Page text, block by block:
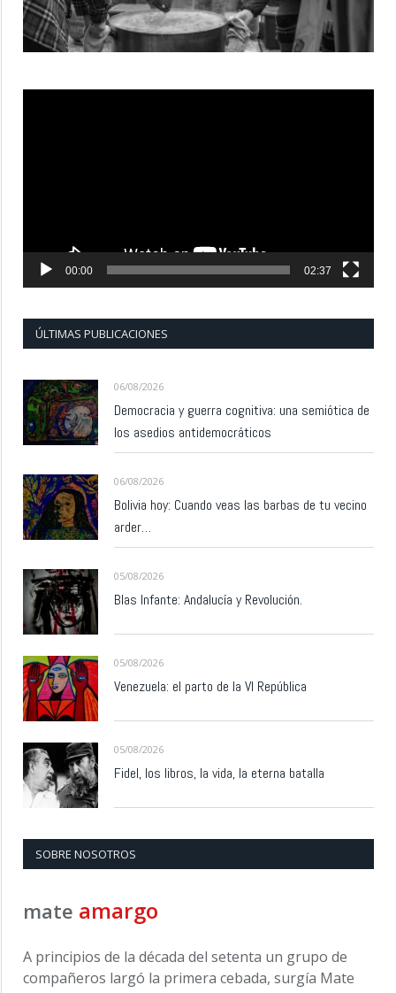
00:00 02:37
ÚLTIMAS PUBLICACIONES
06/08/2026
Democracia y guerra cognitiva: una semiótica de
los asedios antidemocráticos
06/08/2026
Bolivia hoy: Cuando veas las barbas de tu vecino
arder…
05/08/2026
Blas Infante: Andalucía y Revolución.
05/08/2026
Venezuela: el parto de la VI República
05/08/2026
Fidel, los libros, la vida, la eterna batalla
SOBRE NOSOTROS
mate amargo
A principios de la década del setenta un grupo de
compañeros largó la primera cebada, surgía Mate